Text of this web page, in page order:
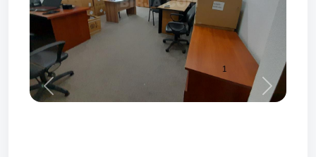
Prev Next